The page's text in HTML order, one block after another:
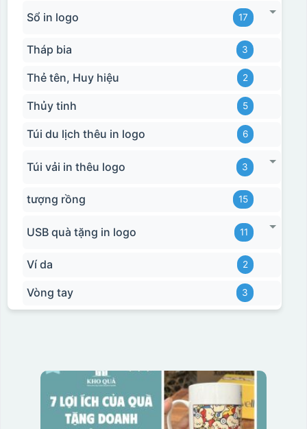
Sổ in logo 17
Tháp bia 3
Thẻ tên, Huy hiệu 2
Thủy tinh 5
Túi du lịch thêu in logo 6
Túi vải in thêu logo 3
tượng rồng 15
USB quà tặng in logo 11
Ví da 2
Vòng tay 3